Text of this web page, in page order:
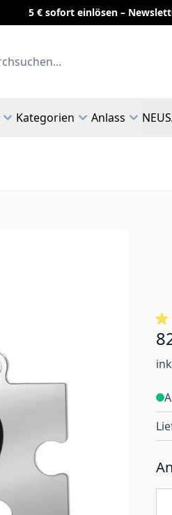
5 € sofort einlösen –
Kategorien Anlass NEU